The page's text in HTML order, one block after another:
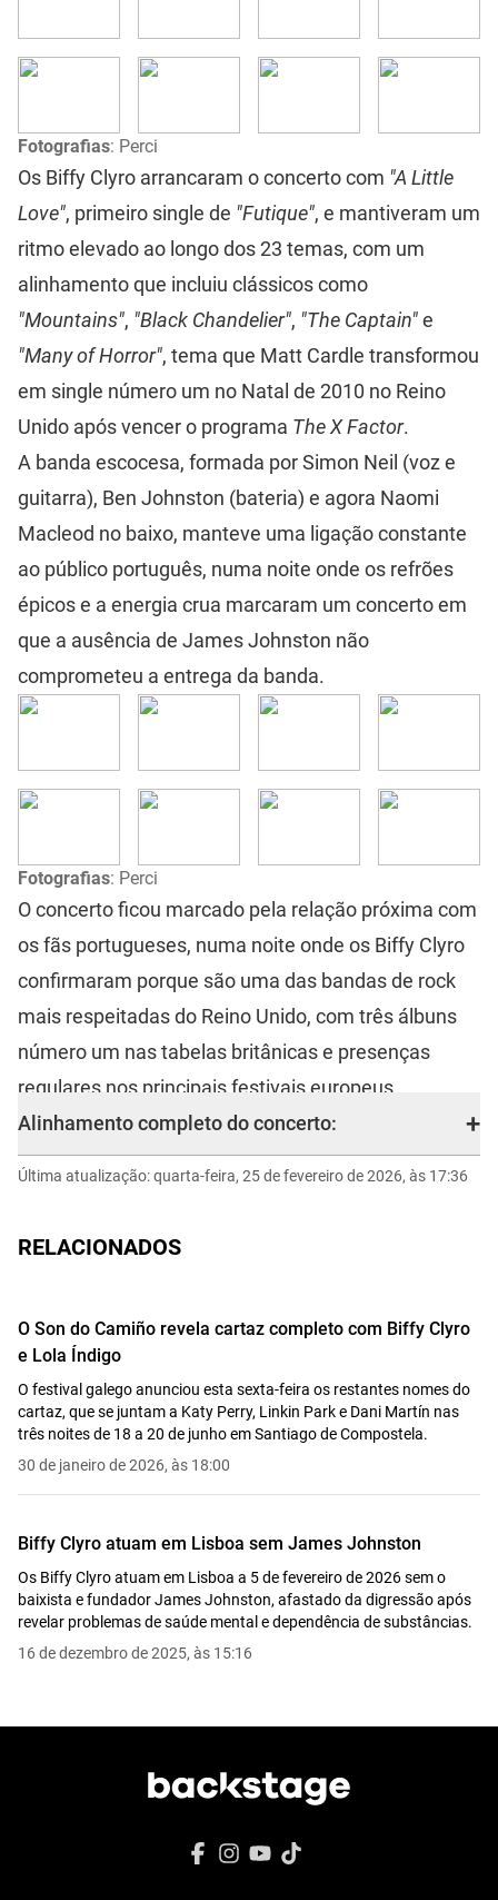
Fotografias: Perci
Os Biffy Clyro arrancaram o concerto com "A Little
Love", primeiro single de "Futique", e mantiveram um
ritmo elevado ao longo dos 23 temas, com um
alinhamento que incluiu clássicos como
"Mountains", "Black Chandelier", "The Captain"e
"Many of Horror", tema que Matt Cardle transformou
em single número um no Natal de 2010 no Reino
Unido após vencer o programa The X Factor.
A banda escocesa, formada por Simon Neil (voz e
guitarra), Ben Johnston (bateria) e agora Naomi
Macleod no baixo, manteve uma ligação constante
ao público português, numa noite onde os refrões
épicos e a energia crua marcaram um concerto em
que a ausência de James Johnston não
comprometeu a entrega da banda.
Fotografias: Perci
O concerto ficou marcado pela relação próxima com
os fãs portugueses, numa noite onde os Biffy Clyro
confirmaram porque são uma das bandas de rock
mais respeitadas do Reino Unido, com três álbuns
número um nas tabelas britânicas e presenças
regulares nos principais festivais europeus.
Alinhamento completo do concerto:
+
A Little Love
That Golden Rule
Space
Wolves of Winter
Tiny Indoor Fireworks
Goodbye
Friendshipping
Biblical
Different People
A Hunger in Your Haunt
Black Chandelier
Instant History
Living Is a Problem Because Everything Dies
Última atualização: quarta-feira, 25 de fevereiro de 2026, às 17:36
RELACIONADOS
O Son do Camiño revela cartaz completo com Biffy Clyro
e Lola Índigo
O festival galego anunciou esta sexta-feira os restantes nomes do
cartaz, que se juntam a Katy Perry, Linkin Park e Dani Martín nas
três noites de 18 a 20 de junho em Santiago de Compostela.
30 de janeiro de 2026, às 18:00
Biffy Clyro atuam em Lisboa sem James Johnston
Os Biffy Clyro atuam em Lisboa a 5 de fevereiro de 2026 sem o
baixista e fundador James Johnston, afastado da digressão após
revelar problemas de saúde mental e dependência de substâncias.
16 de dezembro de 2025, às 15:16